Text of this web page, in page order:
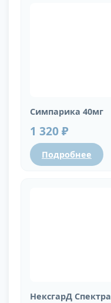
Симпарика 40мг
1 320 ₽
Подробнее
НексгарД Спектра